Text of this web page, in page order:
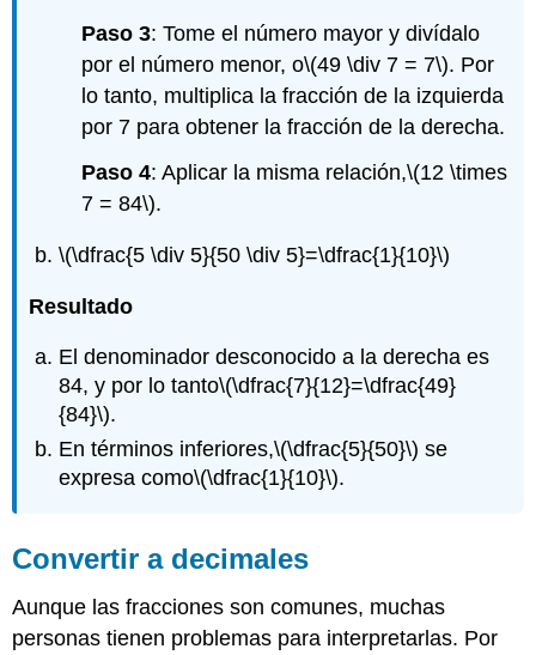
Paso 3: Tome el número mayor y divídalo
por el número menor, o\(49 \div 7 = 7\). Por
lo tanto, multiplica la fracción de la izquierda
por 7 para obtener la fracción de la derecha.
Paso 4: Aplicar la misma relación,\(12 \times
7 = 84\).
\(\dfrac{5 \div 5}{50 \div 5}=\dfrac{1}{10}\)
Resultado
El denominador desconocido a la derecha es
84, y por lo tanto\(\dfrac{7}{12}=\dfrac{49}
{84}\).
En términos inferiores,\(\dfrac{5}{50}\) se
expresa como\(\dfrac{1}{10}\).
Convertir a decimales
Aunque las fracciones son comunes, muchas
personas tienen problemas para interpretarlas. Por